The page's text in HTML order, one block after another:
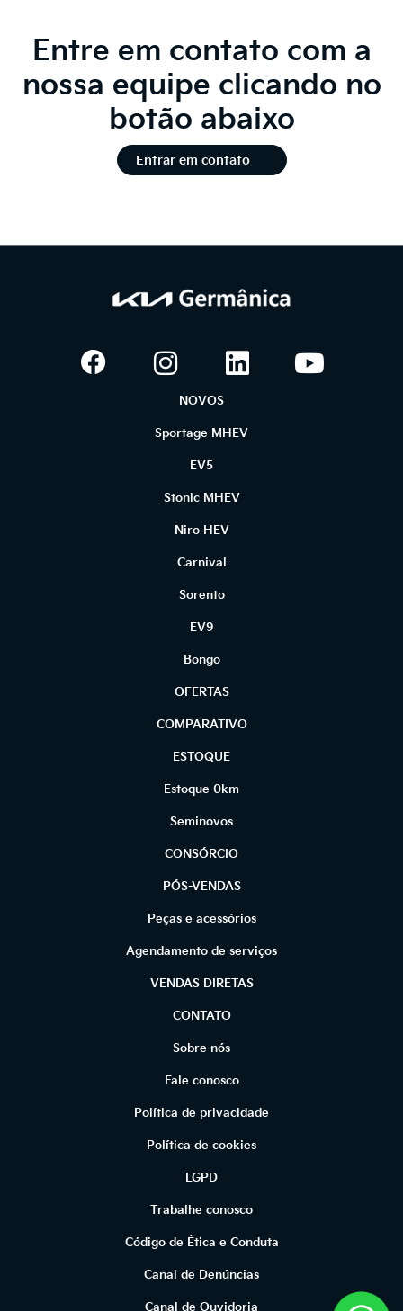
Entre em contato com a
nossa equipe clicando no
botão abaixo
Entrar em contato
NOVOS
Sportage MHEV
EV5
Stonic MHEV
Niro HEV
Carnival
Sorento
EV9
Bongo
OFERTAS
COMPARATIVO
ESTOQUE
Estoque 0km
Seminovos
CONSÓRCIO
PÓS-VENDAS
Peças e acessórios
Agendamento de serviços
VENDAS DIRETAS
CONTATO
Sobre nós
Fale conosco
Política de privacidade
Política de cookies
LGPD
Trabalhe conosco
Código de Ética e Conduta
Canal de Denúncias
Canal de Ouvidoria